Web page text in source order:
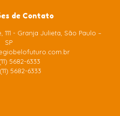
de Contato
- Granja Julieta, São Paulo –
SP
5682-6333
5682-6333
Colégio Belo Futuro
Internacional